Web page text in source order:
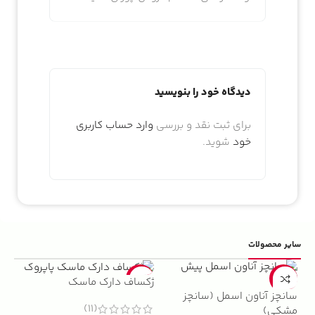
دیدگاه خود را بنویسید
برای ثبت نقد و بررسی وارد حساب کاربری
خود شوید.
سایر محصولات
-13%
سانچز آناون اسمل (سانچز
مشکی)
-22%
ژکساف دارک ماسک
(11)